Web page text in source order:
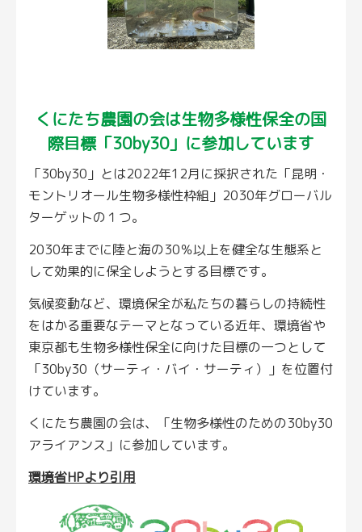
くにたち農園の会は生物多様性保全の国
際目標「30by30」 に参加しています
「30by30」とは2022年12月に採択された「昆明・
モントリオール生物多様性枠組」2030年グローバル
ターゲットの１つ。
2030年までに陸と海の30％以上を健全な生態系と
して効果的に保全しようとする目標です。
気候変動など、環境保全が私たちの暮らしの持続性
をはかる重要なテーマとなっている近年、環境省や
東京都も生物多様性保全に向けた目標の一つとして
「30by30（サーティ・バイ・サーティ）」を位置付
けています。
くにたち農園の会は、「生物多様性のための30by30
アライアンス」に参加しています。
環境省HPより引用